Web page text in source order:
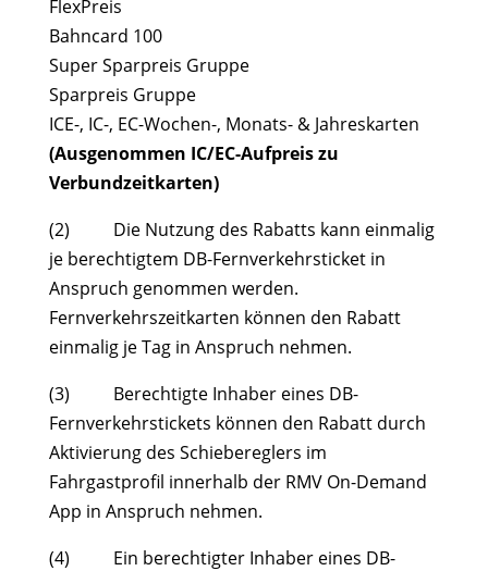
FlexPreis
Bahncard 100
Super Sparpreis Gruppe
Sparpreis Gruppe
ICE-, IC-, EC-Wochen-, Monats- & Jahreskarten
(Ausgenommen IC/EC-Aufpreis zu
Verbundzeitkarten)
(2) Die Nutzung des Rabatts kann einmalig
je berechtigtem DB-Fernverkehrsticket in
Anspruch genommen werden.
Fernverkehrszeitkarten können den Rabatt
einmalig je Tag in Anspruch nehmen.
(3) Berechtigte Inhaber eines DB-
Fernverkehrstickets können den Rabatt durch
Aktivierung des Schiebereglers im
Fahrgastprofil innerhalb der RMV On-Demand
App in Anspruch nehmen.
(4) Ein berechtigter Inhaber eines DB-